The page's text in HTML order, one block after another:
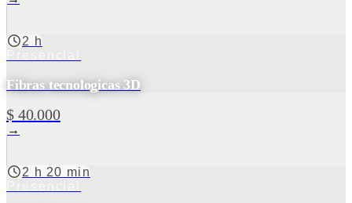
2 h
Fibras tecnologicas 3D
$ 40.000
→
2 h 20 min